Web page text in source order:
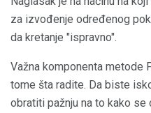
za izvođenje određenog
da kretanje "ispravno".
Važna komponenta metode
tome šta radite. Da biste
obratiti pažnju na to kako